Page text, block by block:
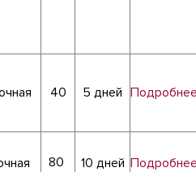
40 5 дней
80 10 дней